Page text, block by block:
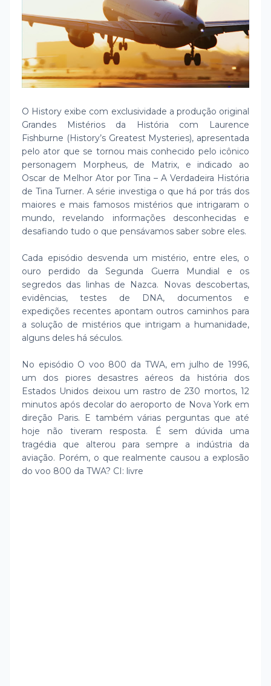
O History exibe com exclusividade a produção original
Grandes Mistérios da História com Laurence
Fishburne (History’s Greatest Mysteries), apresentada
pelo ator que se tornou mais conhecido pelo icônico
personagem Morpheus, de Matrix, e indicado ao
Oscar de Melhor Ator por Tina – A Verdadeira História
de Tina Turner. A série investiga o que há por trás dos
maiores e mais famosos mistérios que intrigaram o
mundo, revelando informações desconhecidas e
desafiando tudo o que pensávamos saber sobre eles.
Cada episódio desvenda um mistério, entre eles, o
ouro perdido da Segunda Guerra Mundial e os
segredos das linhas de Nazca. Novas descobertas,
evidências, testes de DNA, documentos e
expedições recentes apontam outros caminhos para
a solução de mistérios que intrigam a humanidade,
alguns deles há séculos.
No episódio O voo 800 da TWA, em julho de 1996,
um dos piores desastres aéreos da história dos
Estados Unidos deixou um rastro de 230 mortos, 12
minutos após decolar do aeroporto de Nova York em
direção Paris. E também várias perguntas que até
hoje não tiveram resposta. É sem dúvida uma
tragédia que alterou para sempre a indústria da
aviação. Porém, o que realmente causou a explosão
do voo 800 da TWA? CI: livre